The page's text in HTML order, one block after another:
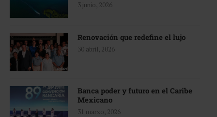
3 junio, 2026
Renovación que redefine el lujo
30 abril, 2026
Banca poder y futuro en el Caribe
Mexicano
31 marzo, 2026